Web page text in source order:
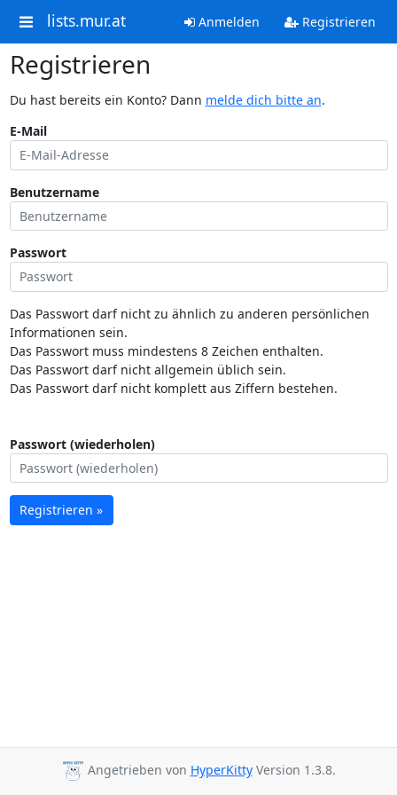
lists.mur.at Anmelden Registrieren
Registrieren
Du hast bereits ein Konto? Dann melde dich bitte an.
E-Mail
Benutzername
Passwort
Das Passwort darf nicht zu ähnlich zu anderen persönlichen
Informationen sein.
Das Passwort muss mindestens 8 Zeichen enthalten.
Das Passwort darf nicht allgemein üblich sein.
Das Passwort darf nicht komplett aus Ziffern bestehen.
Passwort (wiederholen)
Registrieren »
Angetrieben von HyperKittyVersion 1.3.8.